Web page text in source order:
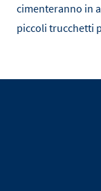
cimenteranno in
piccoli trucchetti